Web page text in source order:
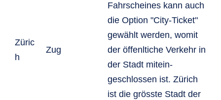
Züric
h
Zug
Fahrscheines kann auch
die Option "City-Ticket"
gewählt werden, womit
der öffenltiche Verkehr in
der Stadt mitein-
geschlossen ist. Zürich
ist die grösste Stadt der